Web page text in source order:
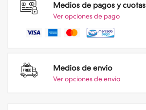
Medios de pagos y cuotas
Ver opciones de pago
Medios de envio
Ver opciones de envio